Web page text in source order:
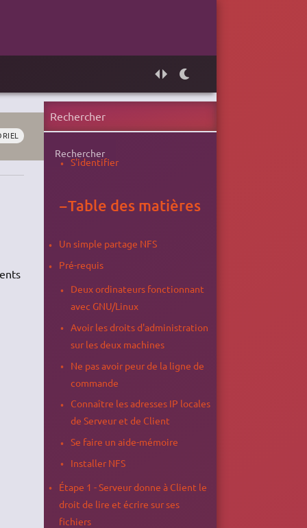
Rechercher
S'identifier
−Table des matières
Un simple partage NFS
Pré-requis
Deux ordinateurs fonctionnant
avec GNU/Linux
Avoir les droits d'administration
sur les deux machines
Ne pas avoir peur de la ligne de
commande
Connaître les adresses IP locales
de Serveur et de Client
Se faire un aide-mémoire
Installer NFS
Étape 1 - Serveur donne à Client le
droit de lire et écrire sur ses
fichiers